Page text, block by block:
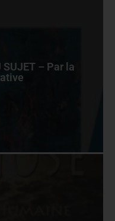
SUJET – Par la